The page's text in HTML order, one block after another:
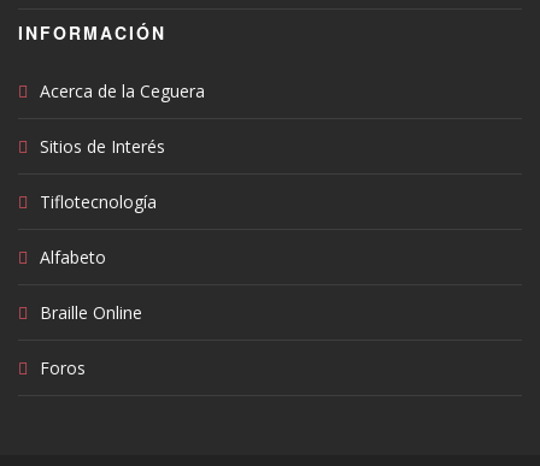
INFORMACIÓN
Acerca de la Ceguera
Sitios de Interés
Tiflotecnología
Alfabeto
Braille Online
Foros